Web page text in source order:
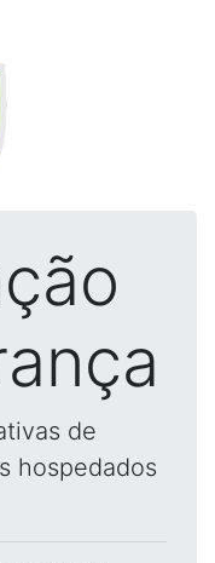
de
hospedados